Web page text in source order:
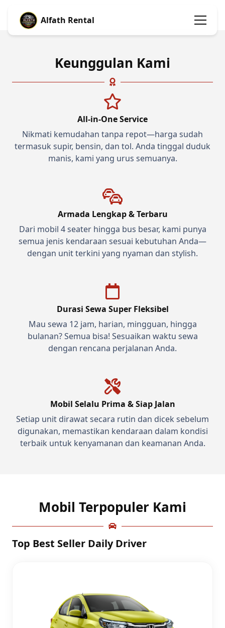
Alfath Rental
Keunggulan Kami
All-in-One Service
Nikmati kemudahan tanpa repot—harga sudah
termasuk supir, bensin, dan tol. Anda tinggal duduk
manis, kami yang urus semuanya.
Armada Lengkap & Terbaru
Dari mobil 4 seater hingga bus besar, kami punya
semua jenis kendaraan sesuai kebutuhan Anda—
dengan unit terkini yang nyaman dan stylish.
Durasi Sewa Super Fleksibel
Mau sewa 12 jam, harian, mingguan, hingga
bulanan? Semua bisa! Sesuaikan waktu sewa
dengan rencana perjalanan Anda.
Mobil Selalu Prima & Siap Jalan
Setiap unit dirawat secara rutin dan dicek sebelum
digunakan, memastikan kendaraan dalam kondisi
terbaik untuk kenyamanan dan keamanan Anda.
Mobil Terpopuler Kami
Top Best Seller Daily Driver